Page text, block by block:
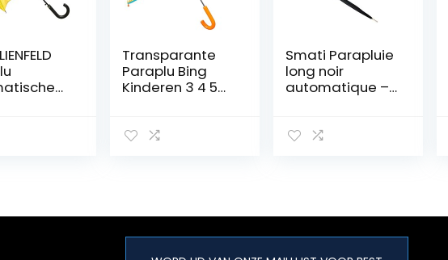
Motief
Transparante
Paraplu Bing
Kinderen 3 4 5
Kinderparaplu
Bestendig met
Veiligheidsopeni
Smati Parapluie
long noir
automatique –
de verre Susino